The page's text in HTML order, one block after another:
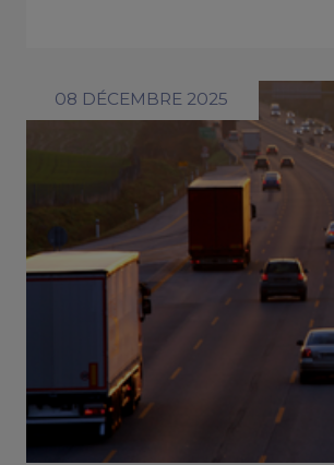
08 DÉCEMBRE 2025